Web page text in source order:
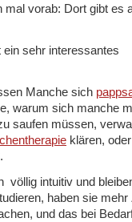
vorab: Dort gibt es
sehr interessantes
Manche sich
warum sich manche
saufen müssen,
klären,
völlig intuitiv und
haben sie
und das bei